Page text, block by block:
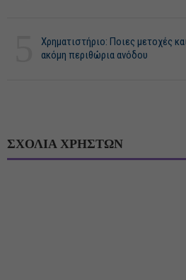
Χρηματιστήριο: Ποιες μετοχές
ακόμη περιθώρια ανόδου
ΣΧΟΛΙΑ ΧΡΗΣΤΩΝ